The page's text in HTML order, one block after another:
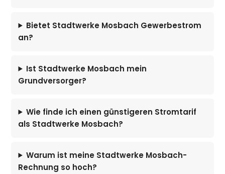
Bietet Stadtwerke Mosbach Gewerbestrom
an?
Ist Stadtwerke Mosbach mein
Grundversorger?
Wie finde ich einen günstigeren Stromtarif
als Stadtwerke Mosbach?
Warum ist meine Stadtwerke Mosbach-
Rechnung so hoch?